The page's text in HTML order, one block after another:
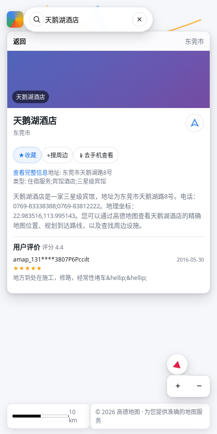
返回 东莞市
天鹅湖酒店
天鹅湖酒店
东莞市
★收藏 ⌖搜周边 📱 去手机查看
查看完整信息地址: 东莞市天鹅湖路8号
类型: 住宿服务;宾馆酒店;三星级宾馆
天鹅湖酒店是一家三星级宾馆，地址为东莞市天鹅湖路8号。电话：
0769-83338388;0769-83812222。地理坐标：
22.983516,113.995143。您可以通过高德地图查看天鹅湖酒店的精确
地图位置、规划到达路线，以及查找周边设施。
用户评价评分 4.4
amap_131****3807P6Pccilt
2016-05-30
★★★★★
地方到处在施工，修路，经常性堵车&hellip;&hellip;
+ −
10
km
© 2026 高德地图 · 为您提供准确的地图服
务